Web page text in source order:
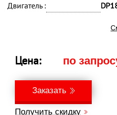
Двигатель :
Цена: по
Заказать
Получить скидку